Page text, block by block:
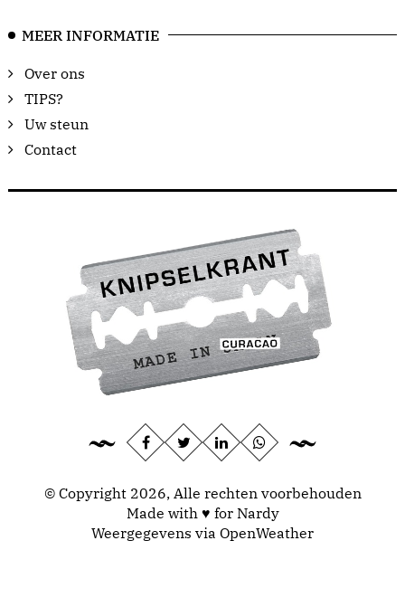
MEER INFORMATIE
Over ons
TIPS?
Uw steun
Contact
© Copyright 2026, Alle rechten voorbehouden
Made with ♥ for Nardy
Weergegevens via OpenWeather